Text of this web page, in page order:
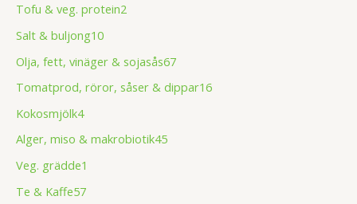
Tofu & veg. protein2
Salt & buljong10
Olja, fett, vinäger & sojasås67
Tomatprod, röror, såser & dippar16
Kokosmjölk4
Alger, miso & makrobiotik45
Veg. grädde1
Te & Kaffe57